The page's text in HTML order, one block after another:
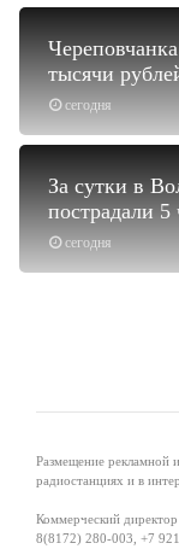
сегодня
тысячи
сегодня
За сутки в
пострадали 5
Размещение рекламной
радиостанциях и в
Коммерческий
8(8172) 280-003, +7